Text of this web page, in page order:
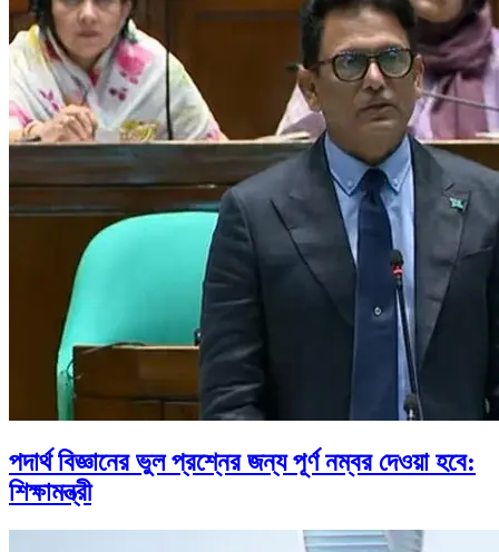
পদার্থ বিজ্ঞানের ভুল প্রশ্নের জন্য পূর্ণ নম্বর দেওয়া হবে:
শিক্ষামন্ত্রী